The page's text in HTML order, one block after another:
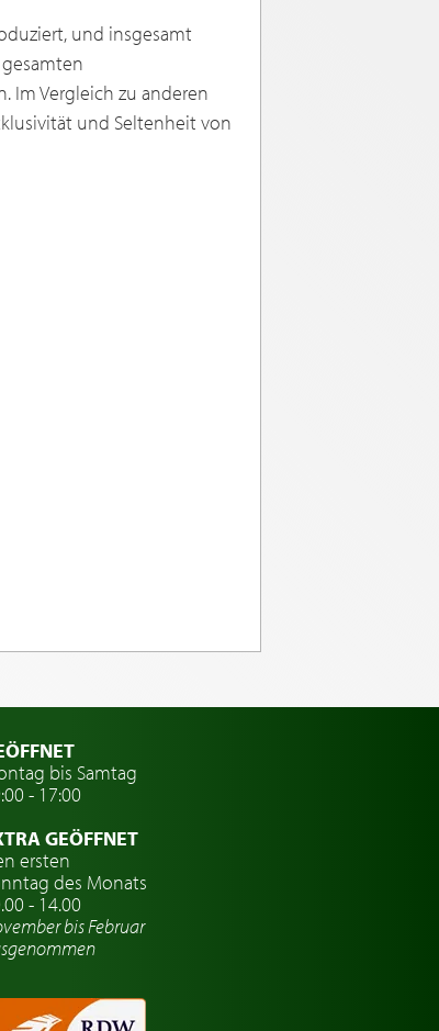
und insgesamt
Im Vergleich zu anderen
und Seltenheit von
bis Samtag
- 17:00
GEÖFFNET
ersten
des Monats
- 14.00
bis Februar